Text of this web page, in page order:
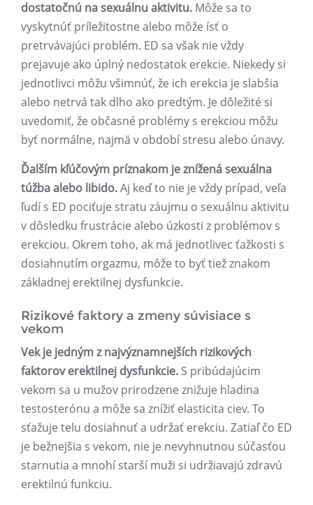
dostatočnú na sexuálnu aktivitu. Môže sa to
vyskytnúť príležitostne alebo môže ísť o
pretrvávajúci problém. ED sa však nie vždy
prejavuje ako úplný nedostatok erekcie. Niekedy si
jednotlivci môžu všimnúť, že ich erekcia je slabšia
alebo netrvá tak dlho ako predtým. Je dôležité si
uvedomiť, že občasné problémy s erekciou môžu
byť normálne, najmä v období stresu alebo únavy.
Ďalším kľúčovým príznakom je znížená sexuálna
túžba alebo libido.Aj keď to nie je vždy prípad, veľa
ľudí s ED pociťuje stratu záujmu o sexuálnu aktivitu
v dôsledku frustrácie alebo úzkosti z problémov s
erekciou. Okrem toho, ak má jednotlivec ťažkosti s
dosiahnutím orgazmu, môže to byť tiež znakom
základnej erektilnej dysfunkcie.
Rizikové faktory a zmeny súvisiace s
vekom
Vek je jedným z najvýznamnejších rizikových
faktorov erektilnej dysfunkcie. S pribúdajúcim
vekom sa u mužov prirodzene znižuje hladina
testosterónu a môže sa znížiť elasticita ciev. To
sťažuje telu dosiahnuť a udržať erekciu. Zatiaľ čo ED
je bežnejšia s vekom, nie je nevyhnutnou súčasťou
starnutia a mnohí starší muži si udržiavajú zdravú
erektilnú funkciu.